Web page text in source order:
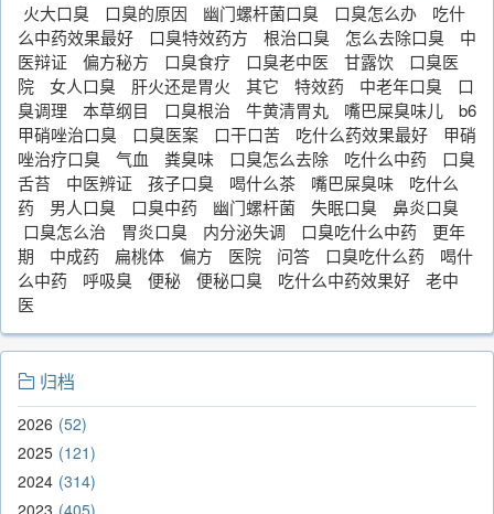
火大口臭 口臭的原因 幽门螺杆菌口臭 口臭怎么办
吃什
么中药效果最好
口臭特效药方 根治口臭 怎么去除口臭
中
医辩证
偏方秘方 口臭食疗 口臭老中医 甘露饮
口臭医
院
女人口臭 肝火还是胃火 其它 特效药 中老年口臭
口
臭调理
本草纲目 口臭根治 牛黄清胃丸 嘴巴屎臭味儿
b6
甲硝唑治口臭
口臭医案 口干口苦 吃什么药效果最好
甲硝
唑治疗口臭
气血 粪臭味 口臭怎么去除 吃什么中药
口臭
舌苔
中医辨证 孩子口臭 喝什么茶 嘴巴屎臭味
吃什么
药
男人口臭 口臭中药 幽门螺杆菌 失眠口臭
鼻炎口臭
口臭怎么治
胃炎口臭 内分泌失调 口臭吃什么中药
更年
期
中成药 扁桃体 偏方 医院 问答 口臭吃什么药
喝什
么中药
呼吸臭 便秘 便秘口臭 吃什么中药效果好
老中
医
归档
2026 52
2025 121
2024 314